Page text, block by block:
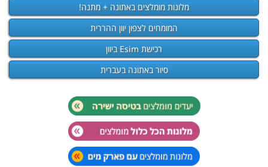
מלונות מומלצים באתונה + מתנה!
המומחים לצפון יוון ההררית
רכישת Esim ביוון
סיור באתונה בעברית